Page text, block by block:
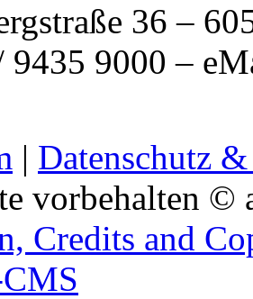
36 –
9435 9000 –
| Datenschutz
vorbehalten ©
Credits and